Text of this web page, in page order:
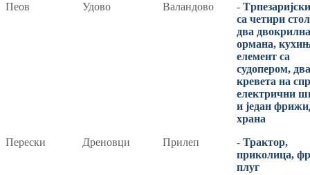
Пеoв
Удово Валандово -
са четири
два двокрилна
ормана,
елемент са
судопером, два
кревета на
електрични
и један
храна
Перески
Дреновци Прилеп - Трактор,
приколица,
плуг